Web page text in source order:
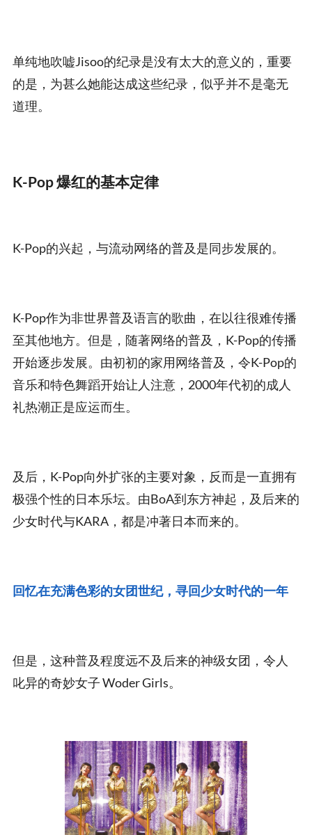
单纯地吹嘘Jisoo的纪录是没有太大的意义的，重要
的是，为甚么她能达成这些纪录，似乎并不是毫无
道理。
K-Pop 爆红的基本定律
K-Pop的兴起，与流动网络的普及是同步发展的。
K-Pop作为非世界普及语言的歌曲，在以往很难传播
至其他地方。但是，随著网络的普及，K-Pop的传播
开始逐步发展。由初初的家用网络普及，令K-Pop的
音乐和特色舞蹈开始让人注意，2000年代初的成人
礼热潮正是应运而生。
及后，K-Pop向外扩张的主要对象，反而是一直拥有
极强个性的日本乐坛。由BoA到东方神起，及后来的
少女时代与KARA，都是冲著日本而来的。
回忆在充满色彩的女团世纪，寻回少女时代的一年
但是，这种普及程度远不及后来的神级女团，令人
叱异的奇妙女子 Woder Girls。